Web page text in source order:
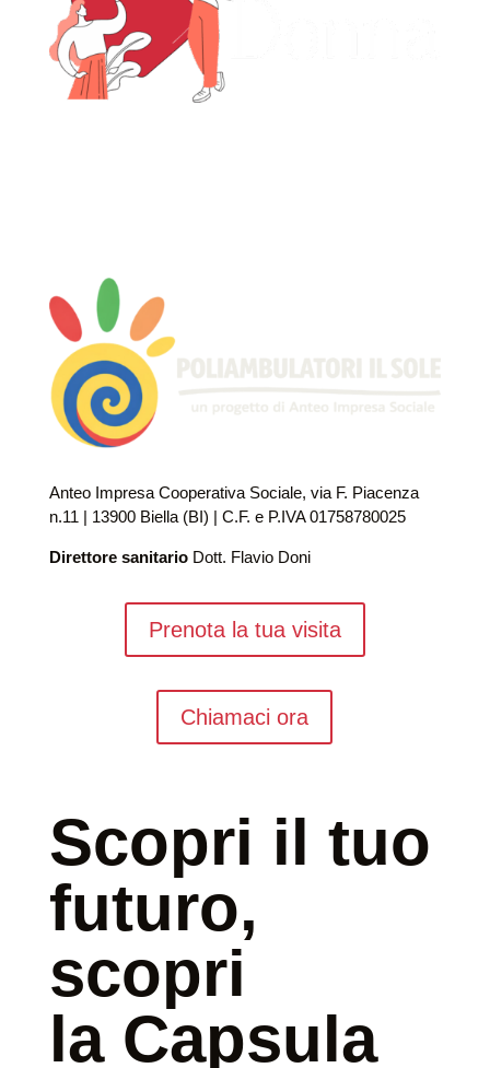
Anteo Impresa Cooperativa Sociale, via F. Piacenza
n.11 | 13900 Biella (BI) | C.F. e P.IVA 01758780025
Direttore sanitario Dott. Flavio Doni
Prenota la tua visita
Chiamaci ora
Scopri il tuo
futuro,
scopri
la Capsula